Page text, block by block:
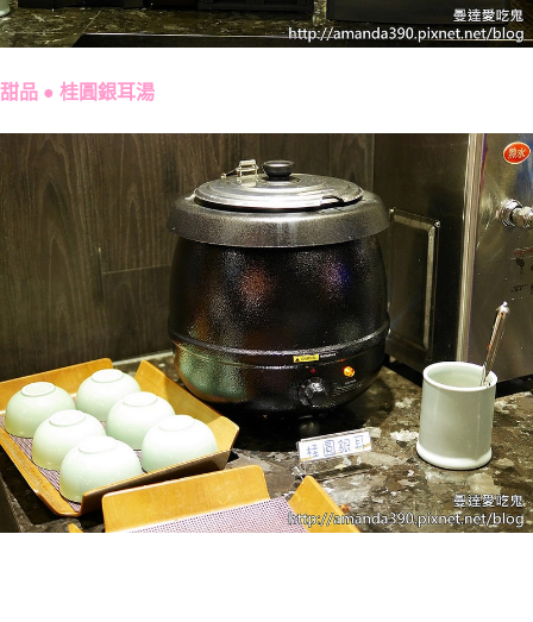
甜品 ● 桂圓銀耳湯